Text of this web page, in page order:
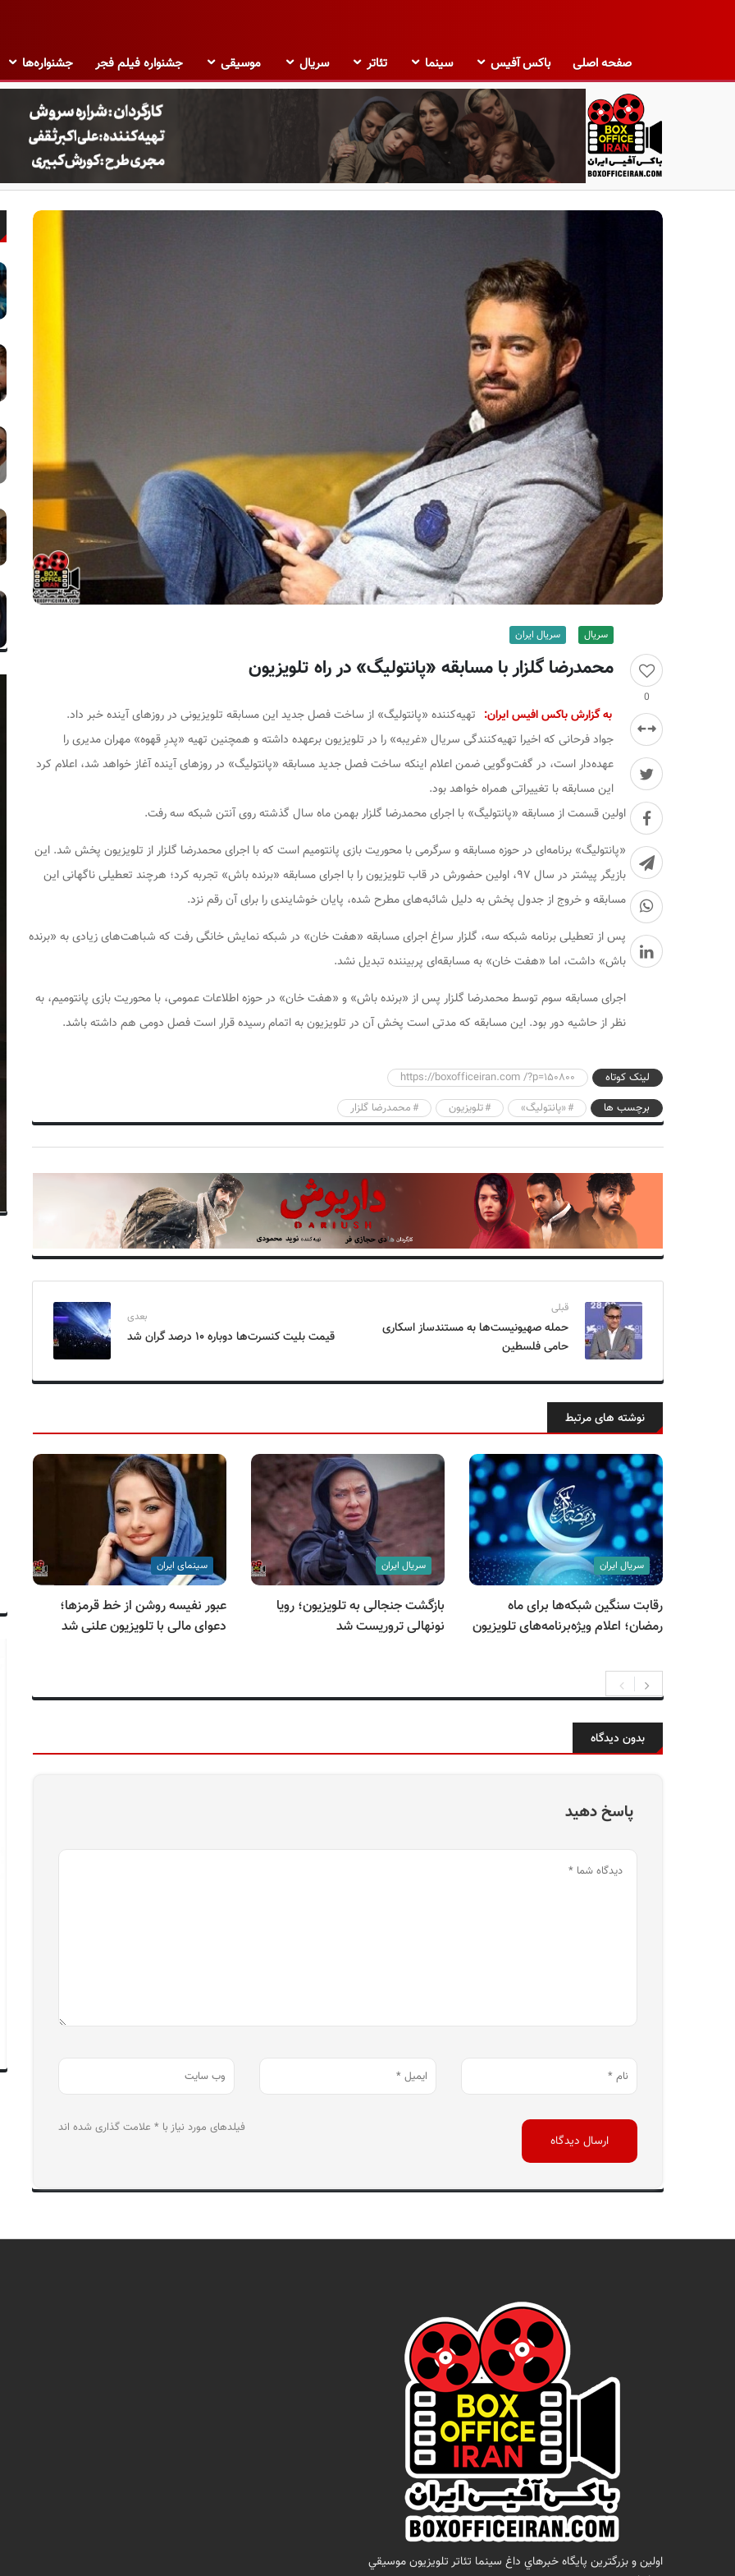
صفحه اصلی باکس آفیس سینما تئاتر سریال موسیقی جشنواره فیلم فجر جشنواره‌ها
ب
ک
0
سریال سریال ایران
محمدرضا گلزار با مسابقه «پانتولیگ» در راه تلویزیون
به گزارش باکس افیس ایران: تهیه‌کننده «پانتولیگ» از ساخت فصل جدید این مسابقه تلویزیونی در روز‌های آینده خبر داد.
جواد فرحانی که اخیرا تهیه‌کنندگی سریال «غریبه» را در تلویزیون برعهده داشته و همچنین تهیه «پدرِ قهوه» مهران مدیری را
عهده‌دار است، در گفت‌وگویی ضمن اعلام اینکه ساخت فصل جدید مسابقه «پانتولیگ» در روز‌های آینده آغاز خواهد شد، اعلام کرد
این مسابقه با تغییراتی همراه خواهد بود.
اولین قسمت از مسابقه «پانتولیگ» با اجرای محمدرضا گلزار بهمن ماه سال گذشته روی آنتن شبکه سه رفت.
«پانتولیگ» برنامه‌ای در حوزه مسابقه و سرگرمی با محوریت بازی پانتومیم است که با اجرای محمدرضا گلزار از تلویزیون پخش شد. این
بازیگر پیشتر در سال ۹۷، اولین حضورش در قاب تلویزیون را با اجرای مسابقه «برنده باش» تجربه کرد؛ هرچند تعطیلی ناگهانی این
مسابقه و خروج از جدول پخش به دلیل شائبه‌های مطرح شده، پایان خوشایندی را برای آن رقم نزد.
پس از تعطیلی برنامه شبکه سه، گلزار سراغ اجرای مسابقه «هفت خان» در شبکه نمایش خانگی رفت که شباهت‌های زیادی به «برنده
باش» داشت، اما «هفت خان» به مسابقه‌ای پربیننده تبدیل نشد.
اجرای مسابقه سوم توسط محمدرضا گلزار پس از «برنده باش» و «هفت خان» در حوزه اطلاعات عمومی، با محوریت بازی پانتومیم، به
نظر از حاشیه دور بود. این مسابقه که مدتی است پخش آن در تلویزیون به اتمام رسیده قرار است فصل دومی هم داشته باشد.
لینک کوتاه
https://boxofficeiran.com /?p=150800
برچسب ها
«پانتولیگ» تلویزیون محمدرضا گلزار
قبلی
حمله صهیونیست‌ها به مستندساز اسکاری
حامی فلسطین
بعدی
قیمت بلیت کنسرت‌ها دوباره ۱۰ درصد گران شد
نوشته های مرتبط
سریال ایران
رقابت سنگین شبکه‌ها برای ماه
رمضان؛ اعلام ویژه‌برنامه‌های تلویزیون
سریال ایران
بازگشت جنجالی به تلویزیون؛ رویا
نونهالی تروریست شد
سینمای ایران
عبور نفیسه روشن از خط قرمزها؛
دعوای مالی با تلویزیون علنی شد
بدون دیدگاه
پاسخ دهید
فیلدهای مورد نیاز با * علامت گذاری شده اند
اولين و بزرگترين پايگاه خبرهاي داغ سينما تئاتر تلويزيون موسيقي